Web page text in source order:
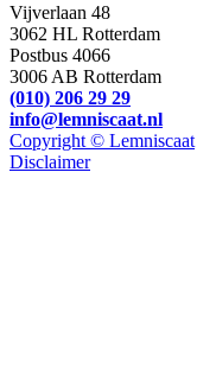
Vijverlaan 48
3062 HL Rotterdam
Postbus 4066
3006 AB Rotterdam
(010) 206 29 29
info@lemniscaat.nl
Copyright © Lemniscaat
Disclaimer